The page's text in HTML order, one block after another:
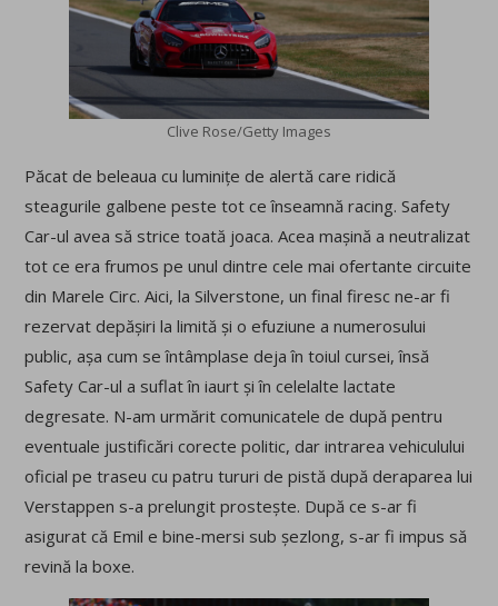
Clive Rose/Getty Images
Păcat de beleaua cu luminițe de alertă care ridică
steagurile galbene peste tot ce înseamnă racing. Safety
Car-ul avea să strice toată joaca. Acea mașină a neutralizat
tot ce era frumos pe unul dintre cele mai ofertante circuite
din Marele Circ. Aici, la Silverstone, un final firesc ne-ar fi
rezervat depășiri la limită și o efuziune a numerosului
public, așa cum se întâmplase deja în toiul cursei, însă
Safety Car-ul a suflat în iaurt și în celelalte lactate
degresate. N-am urmărit comunicatele de după pentru
eventuale justificări corecte politic, dar intrarea vehiculului
oficial pe traseu cu patru tururi de pistă după deraparea lui
Verstappen s-a prelungit prostește. După ce s-ar fi
asigurat că Emil e bine-mersi sub șezlong, s-ar fi impus să
revină la boxe.